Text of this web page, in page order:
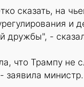
сказать, на
и
дружбы", -
что Трампу не
заявила министр.